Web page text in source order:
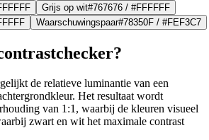
Grijs op wit#767676/ #FFFFFF
Waarschuwingspaar#78350F/ #FEF3C7
de relatieve luminantie van een
Het resultaat wordt
van 1:1, waarbij de kleuren visueel
zwart en wit het maximale contrast